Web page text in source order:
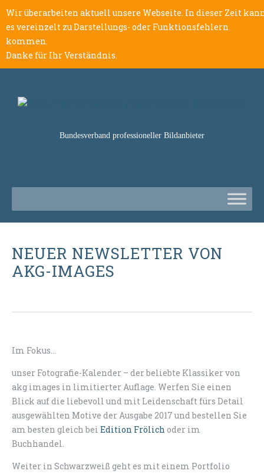
Wir überarbeiten aktuell unsere Webseite. In dieser Zeit
es vereinzelt zu Darstellungs- oder Funktionsfehlern
kommen.
Danke für Ihr Verständnis.
Bundesverband professioneller Bildanbieter
NEUER NEWSLETTER VON
AKG-IMAGES
Im Fokus...
unser Fotografie-Kalender – der beliebte Klassiker von
akg images in limitierter Auflage. Werfen Sie einen
Blick auf die liebevoll und mit Leidenschaft fürs Detail
ausgewählten Motive der Ausgabe 2017 und bestellen Sie
am besten gleich bei Edition Frölich oder im
Buchhandel.
Weiter in Schwarzweiß geht es mit einem Portfolio